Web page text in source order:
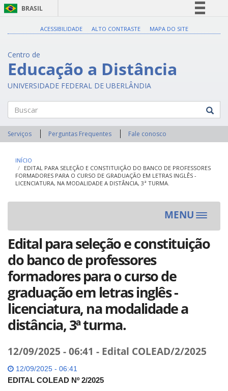
BRASIL
Acesso à informação
Legislação
Canais
ACESSIBILIDADE ALTO CONTRASTE MAPA DO SITE
Centro de
Educação a Distância
UNIVERSIDADE FEDERAL DE UBERLÂNDIA
Buscar
Serviços Perguntas Frequentes Fale conosco
INÍCIO
EDITAL PARA SELEÇÃO E CONSTITUIÇÃO DO BANCO DE PROFESSORES
FORMADORES PARA O CURSO DE GRADUAÇÃO EM LETRAS INGLÊS -
LICENCIATURA, NA MODALIDADE A DISTÂNCIA, 3ª TURMA.
MENU
Toggle
Edital para seleção e constituição
do banco de professores
formadores para o curso de
graduação em letras inglês -
licenciatura, na modalidade a
distância, 3ª turma.
12/09/2025 - 06:41 - Edital COLEAD/2/2025
12/09/2025 - 06:41
EDITAL COLEAD Nº 2/2025